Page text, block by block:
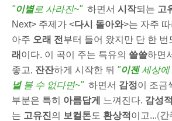
"이별로 사라진~" 하면서 시작되는 고
Next> 주제가 <다시 돌아와>는 자주
아주 오래 전 부터 들어 왔지만 단 한 번
래 이다. 이 곡이 주는 특유의 쓸쓸하면
좋고, 잔잔하게 시작한 뒤 "이젠세상에
널 볼 수 없다면~" 하면서 감정이 조금
부분은 특히 아름답게 느껴진다. 감성적
는 고유진의 보컬톤도 환상적 이고...(간